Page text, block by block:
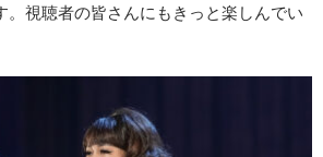
。視聴者の皆さんにもきっと楽しんでい